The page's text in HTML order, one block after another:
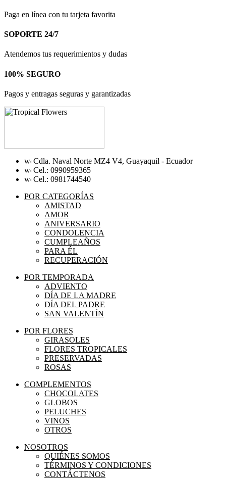
Paga en línea con tu tarjeta favorita
SOPORTE 24/7
Atendemos tus requerimientos y dudas
100% SEGURO
Pagos y entragas seguras y garantizadas
Cdla. Naval Norte MZ4 V4, Guayaquil - Ecuador
Cel.: 0990959365
Cel.: 0981744540
POR CATEGORÍAS
AMISTAD
AMOR
ANIVERSARIO
CONDOLENCIA
CUMPLEAÑOS
PARA ÉL
RECUPERACIÓN
POR TEMPORADA
ADVIENTO
DÍA DE LA MADRE
DÍA DEL PADRE
SAN VALENTÍN
POR FLORES
GIRASOLES
FLORES TROPICALES
PRESERVADAS
ROSAS
COMPLEMENTOS
CHOCOLATES
GLOBOS
PELUCHES
VINOS
OTROS
NOSOTROS
QUIÉNES SOMOS
TÉRMINOS Y CONDICIONES
CONTÁCTENOS